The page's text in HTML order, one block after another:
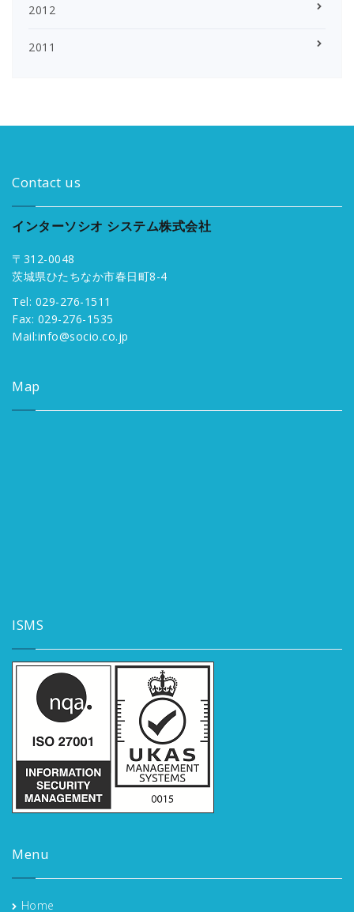
2012
2011
Contact us
インターソシオ システム株式会社
〒312-0048
茨城県ひたちなか市春日町8-4
Tel: 029-276-1511
Fax: 029-276-1535
Mail:info@socio.co.jp
Map
ISMS
Menu
Home